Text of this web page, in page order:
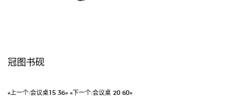
冠图书砚
«上一个:会议桌15 36» «下一个:会议桌 20 60»